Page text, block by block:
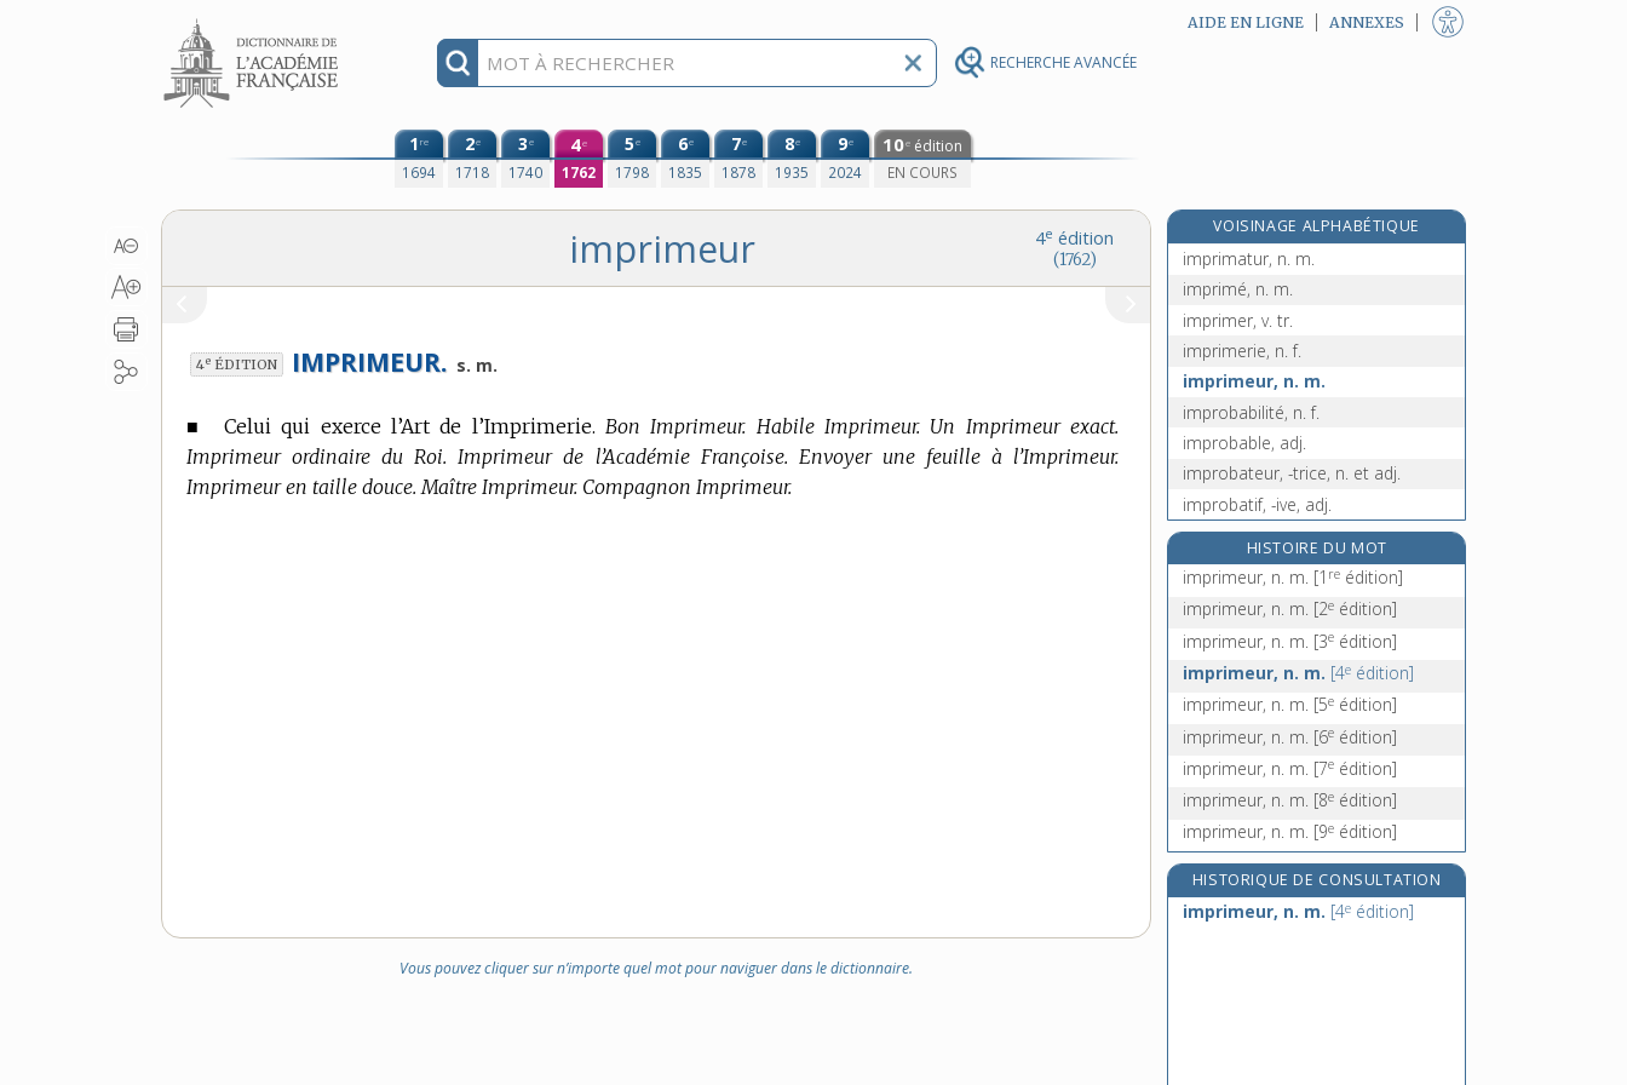
RECHERCHE AVANCÉE
Aller au contenu AIDE EN LIGNE ANNEXES
1re
1694
2e
1718
3e
1740
4e
1762
5e
1798
6e
1835
7e
1878
8e
1935
9e
2024
10e édition
EN COURS
4e édition
(1762)
imprimeur
4e ÉDITION IMPRIMEUR. s. m.
■Celui qui exerce l’Art de l’Imprimerie. Bon Imprimeur. Habile Imprimeur. Un Imprimeur exact.
Imprimeur ordinaire du Roi. Imprimeur de l’Académie Françoise. Envoyer une feuille à l’Imprimeur.
Imprimeur en taille douce. Maître Imprimeur. Compagnon Imprimeur.
Vous pouvez cliquer sur n’importe quel mot pour naviguer dans le dictionnaire.
VOISINAGE ALPHABÉTIQUE
imprimant, -ante, adj. et n. f.
imprimatur, n. m.
imprimé, n. m.
imprimer, v. tr.
imprimerie, n. f.
imprimeur, n. m.
improbabilité, n. f.
improbable, adj.
improbateur, -trice, n. et adj.
improbatif, -ive, adj.
improbation, n. f.
improbe, adj.
improductif, -ive, adj.
improductivité, n. f.
HISTOIRE DU MOT
imprimeur, n. m. [1 re édition]
imprimeur, n. m. [2e édition]
imprimeur, n. m. [3e édition]
imprimeur, n. m. [4e édition]
imprimeur, n. m. [5e édition]
imprimeur, n. m. [6e édition]
imprimeur, n. m. [7e édition]
imprimeur, n. m. [8e édition]
imprimeur, n. m. [9e édition]
HISTORIQUE DE CONSULTATION
imprimeur, n. m. [4e édition]